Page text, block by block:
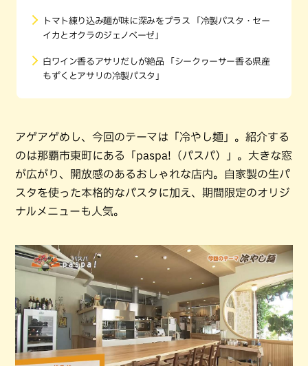
トマト練り込み麺が味に深みをプラス 「冷製パスタ・セー
イカとオクラのジェノベーゼ」
白ワイン香るアサリだしが絶品 「シークヮーサー香る県産
もずくとアサリの冷製パスタ」
アゲアゲめし、今回のテーマは「冷やし麺」。紹介する
のは那覇市東町にある「paspa!（パスパ）」。大きな窓
が広がり、開放感のあるおしゃれな店内。自家製の生パ
スタを使った本格的なパスタに加え、期間限定のオリジ
ナルメニューも人気。